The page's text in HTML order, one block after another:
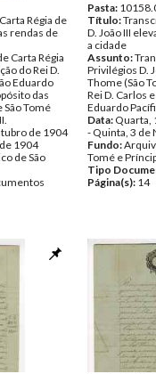
Régia de
rendas de
Carta Régia
do Rei D.
Eduardo
das
São Tomé
de 1904
1904
de São
Pasta:
Título:
D. João III
a cidade
Assunto:
Privilégios D.
Thome (São
Rei D. Carlos
Eduardo
Data: Quarta,
- Quinta, 3 de
Fundo:
Tomé e
Tipo
Página(s): 14